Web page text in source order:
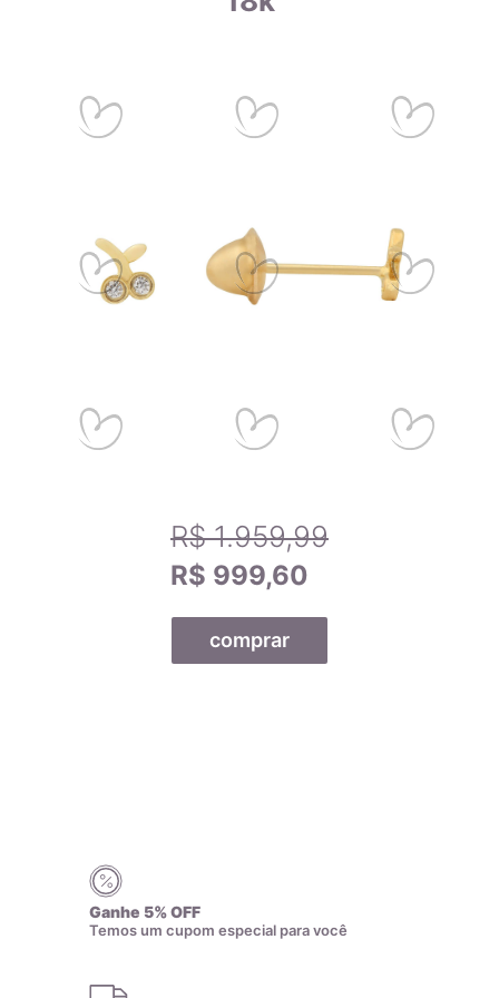
na joia, para garantir a durabilidade e qualidade da peça.
Certificado de Qualidade AMAGOLD
design e qualidade.
Cada peça com o selo AMAGOLD tem direito a um certificado
de garantia que comprova sua qualidade. Esse certificado é
análise, incluindo a verificação de sua forma de produção
R$ 1.959,99
R$ 999,60
comprar
Ganhe 5% OFF
Temos um cupom especial para você